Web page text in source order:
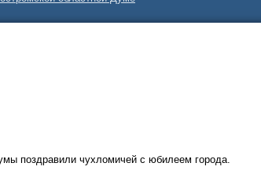
поздравили чухломичей с юбилеем города.